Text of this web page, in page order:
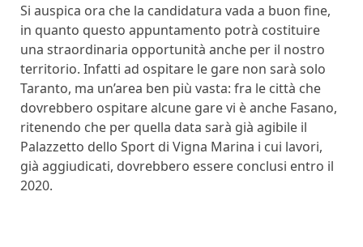
Si auspica ora che la candidatura vada a buon fine,
in quanto questo appuntamento potrà costituire
una straordinaria opportunità anche per il nostro
territorio. Infatti ad ospitare le gare non sarà solo
Taranto, ma un’area ben più vasta: fra le città che
dovrebbero ospitare alcune gare vi è anche Fasano,
ritenendo che per quella data sarà già agibile il
Palazzetto dello Sport di Vigna Marina i cui lavori,
già aggiudicati, dovrebbero essere conclusi entro il
2020.